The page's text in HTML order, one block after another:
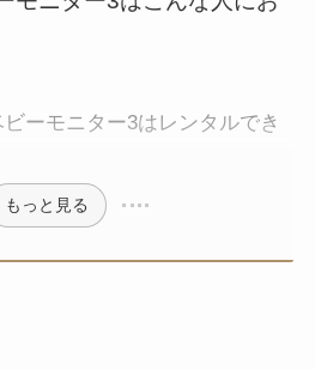
ーモニター3はレンタルでき
もっと見る